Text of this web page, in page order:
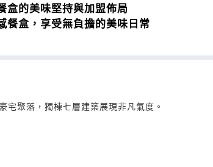
盒的美味堅持與加盟佈局
餐盒，享受無負擔的美味日常
宅聚落，獨棟七層建築展現非凡氣度。